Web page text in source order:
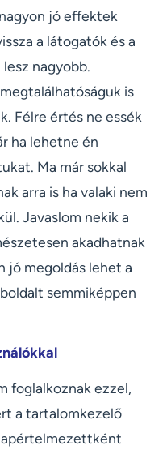
jó effektek
a látogatók és a
nagyobb.
is
Félre értés ne essék
ha lehetne én
Ma már sokkal
arra is ha valaki nem
Javaslom nekik a
akadhatnak
jó megoldás lehet a
semmiképpen
foglalkoznak ezzel,
a tartalomkezelő